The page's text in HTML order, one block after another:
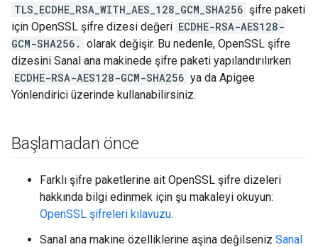
TLS_ECDHE_RSA_WITH_AES_128_GCM_SHA256 şifre paketi
için OpenSSL şifre dizesi değeri ECDHE-RSA-AES128-
GCM-SHA256. olarak değişir. Bu nedenle, OpenSSL şifre
dizesini Sanal ana makinede şifre paketi yapılandırılırken
ECDHE-RSA-AES128-GCM-SHA256 ya da Apigee
Yönlendirici üzerinde kullanabilirsiniz.
Başlamadan önce
Farklı şifre paketlerine ait OpenSSL şifre dizeleri
hakkında bilgi edinmek için şu makaleyi okuyun:
OpenSSL şifreleri kılavuzu.
Sanal ana makine özelliklerine aşina değilseniz Sanal